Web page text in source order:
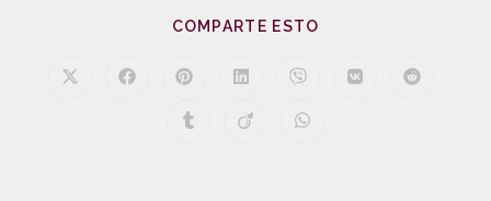
COMPARTE ESTO